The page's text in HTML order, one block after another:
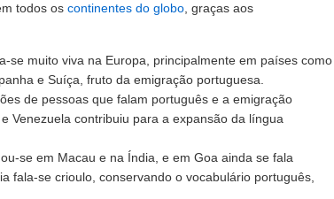
todos os continentes do globo , graças aos
se muito viva na Europa, principalmente em países como
e Suíça, fruto da emigração portuguesa.
de pessoas que falam português e a emigração
Venezuela contribuiu para a expansão da língua
se em Macau e na Índia, e em Goa ainda se fala
fala-se crioulo, conservando o vocabulário português,